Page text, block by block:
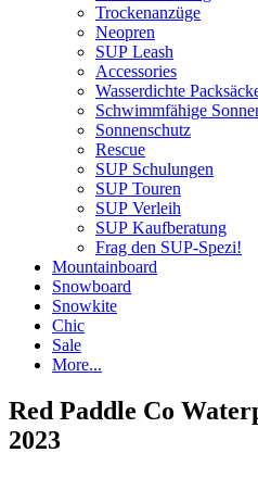
Trockenanzüge
Neopren
SUP Leash
Accessories
Wasserdichte
Schwimmfähige
Sonnenschutz
Rescue
SUP Schulungen
SUP Touren
SUP Verleih
SUP Kaufberatung
Frag den SUP-Spezi!
Mountainboard
Snowboard
Snowkite
Chic
Sale
More...
Red Paddle Co
2023